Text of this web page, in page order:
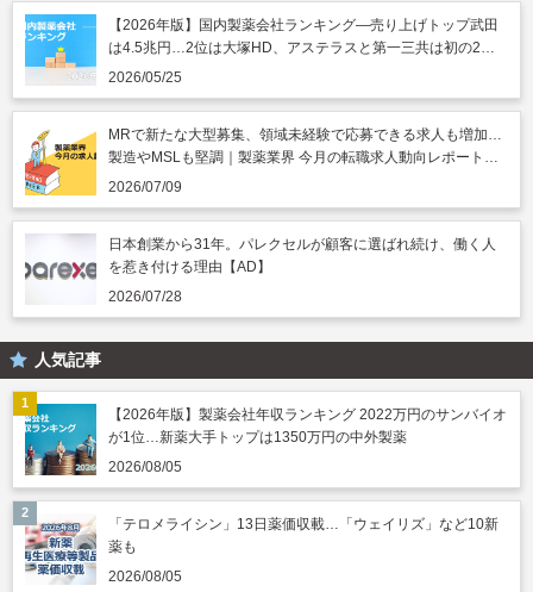
【2026年版】国内製薬会社ランキング―売り上げトップ武田
は4.5兆円…2位は大塚HD、アステラスと第一三共は初の2兆
円突破
2026/05/25
MRで新たな大型募集、領域未経験で応募できる求人も増加…
製造やMSLも堅調｜製薬業界 今月の転職求人動向レポート
（2026年7月）
2026/07/09
日本創業から31年。パレクセルが顧客に選ばれ続け、働く人
を惹き付ける理由【AD】
2026/07/28
人気記事
【2026年版】製薬会社年収ランキング 2022万円のサンバイオ
が1位…新薬大手トップは1350万円の中外製薬
2026/08/05
「テロメライシン」13日薬価収載…「ウェイリズ」など10新
薬も
2026/08/05